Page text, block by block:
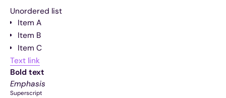
Unordered list
Item A
Item B
Item C
Text link
Bold text
Emphasis
Superscript